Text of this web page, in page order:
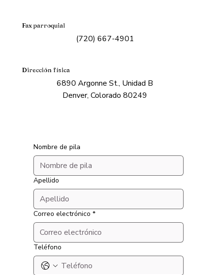
Nombre de pila
Apellido
Correo electrónico *
Teléfono
Fax parroquial
(720) 667-4901
Dirección física
6890 Argonne St., Unidad B
Denver, Colorado 80249